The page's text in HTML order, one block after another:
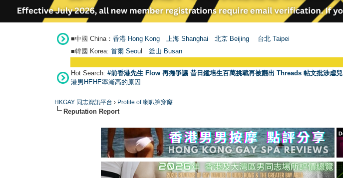
■中國 China： 香港 Hong Kong 上海 Shanghai 北京 Beijing 台北 Taipei
■韓國 Korea: 首爾 Seou 釜山 Busan
Hot Search: #前香港先生 Flow 再捲爭議 昔日鍾培生百萬挑戰再被翻出 Threads 帖文批涉虐兒
港男HEHE率漸高的原因
HKGAY 同志資訊平台 › Profile of 喇叭褲穿窿
Reputation Report